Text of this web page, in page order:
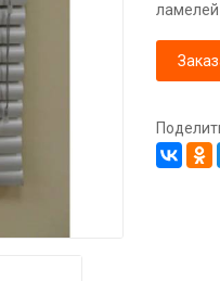
ламелей